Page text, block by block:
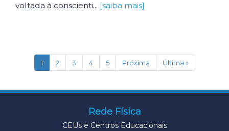
voltada à conscienti... [saiba mais]
1(current)
2 3 4 5 Próxima Última »
Rede Física
CEUs e Centros Educacionais